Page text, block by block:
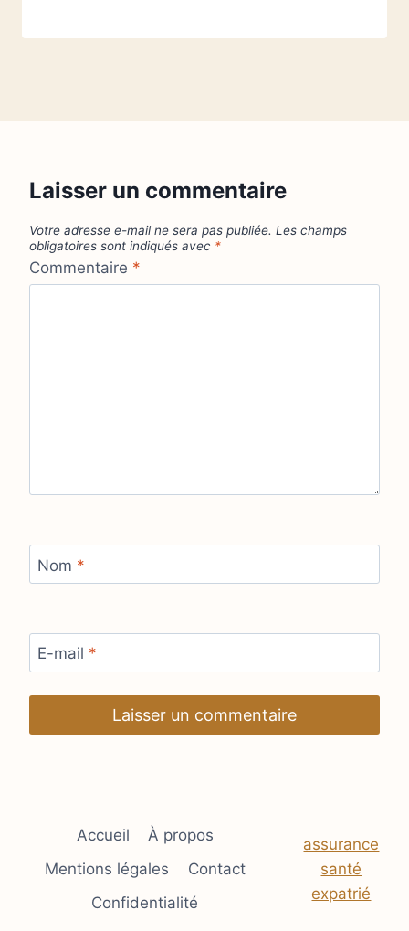
Laisser un commentaire
Votre adresse e-mail ne sera pas publiée. Les champs
obligatoires sont indiqués avec *
Commentaire *
Nom *
E-mail *
Accueil
À propos
Mentions légales
Contact
Confidentialité
assurance
santé
expatrié